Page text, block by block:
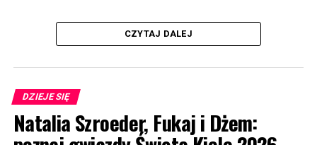
CZYTAJ DALEJ
DZIEJE SIĘ
Natalia Szroeder, Fukaj i Dżem: